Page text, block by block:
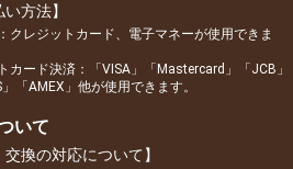
方法】
クレジットカード、電子マネーが使用できま
カード決済：「VISA」「Mastercard」「JCB」
」「AMEX」他が使用できます。
いて
換の対応について】